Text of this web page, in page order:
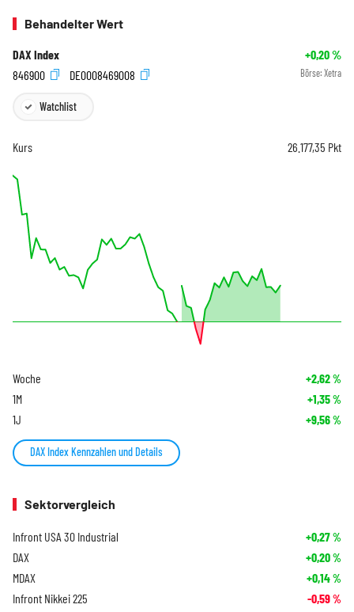
Behandelter Wert
DAX Index +0,20%
846900
DE0008469008 Börse: Xetra
Watchlist
Kurs 26.177,35 Pkt
Woche +2,62%
1M +1,35%
1J +9,56%
DAX Index Kennzahlen und Details
Sektorvergleich
Infront USA 30 Industrial +0,27%
DAX +0,20%
MDAX +0,14%
Infront Nikkei 225 -0,59%